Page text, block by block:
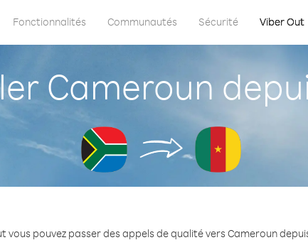
Fonctionnalités Communautés Sécurité Viber Out
Cameroun
vous pouvez passer des appels de qualité vers Cameroun